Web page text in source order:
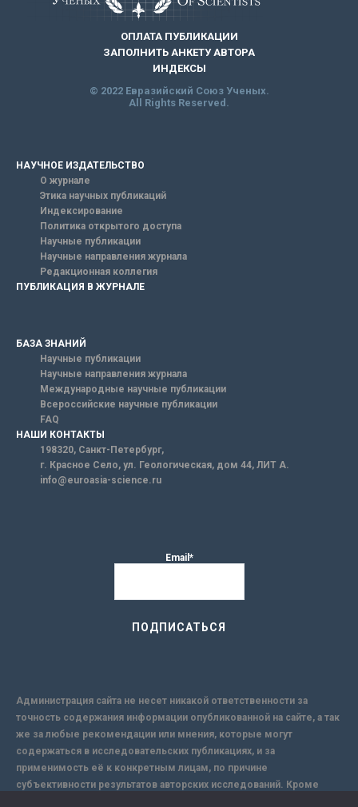
ОПЛАТА ПУБЛИКАЦИИ
ЗАПОЛНИТЬ АНКЕТУ АВТОРА
ИНДЕКСЫ
© 2022 Евразийский Союз Ученых.
All Rights Reserved.
НАУЧНОЕ ИЗДАТЕЛЬСТВО
О журнале
Этика научных публикаций
Индексирование
Политика открытого доступа
Научные публикации
Научные направления журнала
Редакционная коллегия
ПУБЛИКАЦИЯ В ЖУРНАЛЕ
БАЗА ЗНАНИЙ
Научные публикации
Научные направления журнала
Международные научные публикации
Всероссийские научные публикации
FAQ
НАШИ КОНТАКТЫ
198320, Санкт-Петербург,
г. Красное Село, ул. Геологическая, дом 44, ЛИТ А.
info@euroasia-science.ru
Email*
Администрация сайта не несет никакой ответственности за
точность содержания информации опубликованной на сайте, а так
же за любые рекомендации или мнения, которые могут
содержаться в исследовательских публикациях, и за
применимость её к конкретным лицам, по причине
субъективности результатов авторских исследований. Кроме